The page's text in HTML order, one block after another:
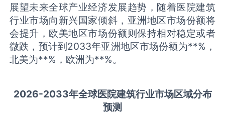
展望未来全球产业经济发展趋势，随着医院建筑
行业市场向新兴国家倾斜，亚洲地区市场份额将
会提升，欧美地区市场份额则保持相对稳定或者
微跌，预计到2033年亚洲地区市场份额为**%，
北美为**%，欧洲为**%。
2026-2033年全球医院建筑行业市场区域分布
预测